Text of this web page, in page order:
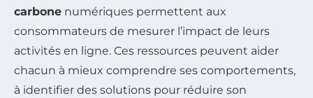
carbone numériques permettent aux
consommateurs de mesurer l’impact de leurs
activités en ligne. Ces ressources peuvent aider
chacun à mieux comprendre ses comportements,
à identifier des solutions pour réduire son